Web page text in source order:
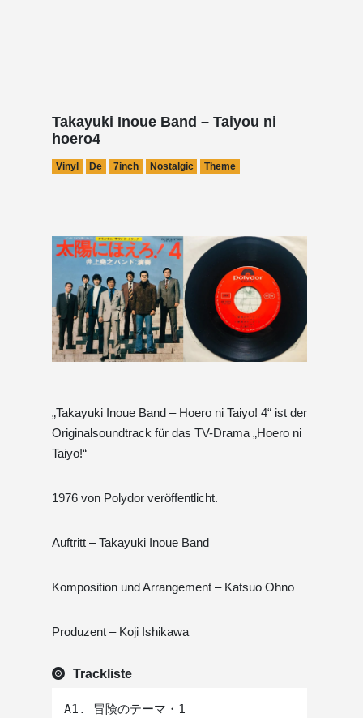
Takayuki Inoue Band – Taiyou ni
hoero4
Vinyl De 7inch Nostalgic Theme
„Takayuki Inoue Band – Hoero ni Taiyo! 4“ ist der
Originalsoundtrack für das TV-Drama „Hoero ni
Taiyo!“
1976 von Polydor veröffentlicht.
Auftritt – Takayuki Inoue Band
Komposition und Arrangement – ​​Katsuo Ohno
Produzent – ​​Koji Ishikawa
Trackliste
A1. 冒険のテーマ・1